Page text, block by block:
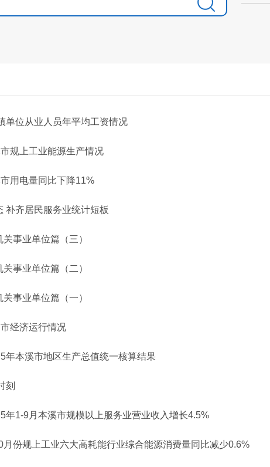
单位从业人员年平均工资情况
规上工业能源生产情况
用电量同比下降11%
补齐居民服务业统计短板
事业单位篇（三）
事业单位篇（二）
事业单位篇（一）
经济运行情况
年本溪市地区生产总值统一核算结果
刻
年1-9月本溪市规模以上服务业营业收入增长4.5%
月份规上工业六大高耗能行业综合能源消费量同比减少0.6%